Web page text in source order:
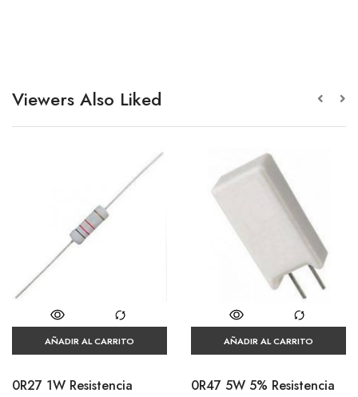
Viewers Also Liked
AÑADIR AL CARRITO
0R27 1W Resistencia
AÑADIR AL CARRITO
0R47 5W 5% Resistencia